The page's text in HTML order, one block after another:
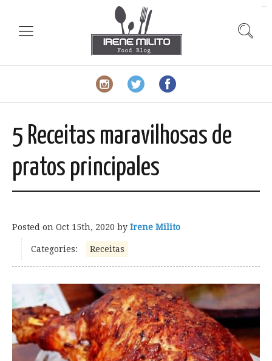
5 Receitas maravilhosas de
pratos principales
Posted on Oct 15th, 2020 by Irene Milito
Categories: Receitas